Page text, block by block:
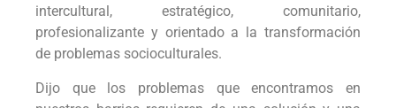
intercultural, estratégico, comunitario,
profesionalizante y orientado a la transformación
de problemas socioculturales.
Dijo que los problemas que encontramos en